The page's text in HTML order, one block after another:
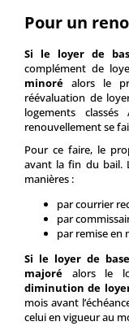
Pour un
Si le loyer de
complément de
minoré alors le
réévaluation de
logements
renouvellement se
Pour ce faire, le
avant la fin du bail.
manières :
par courrier
par
par remise en
Si le loyer de
majoré alors le
diminution de
mois avant
celui en vigueur au